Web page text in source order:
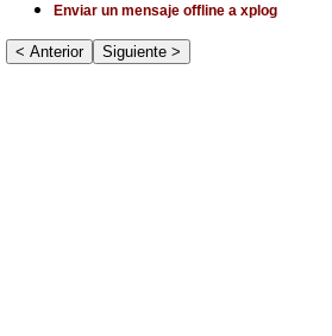
Enviar un mensaje offline a xplog